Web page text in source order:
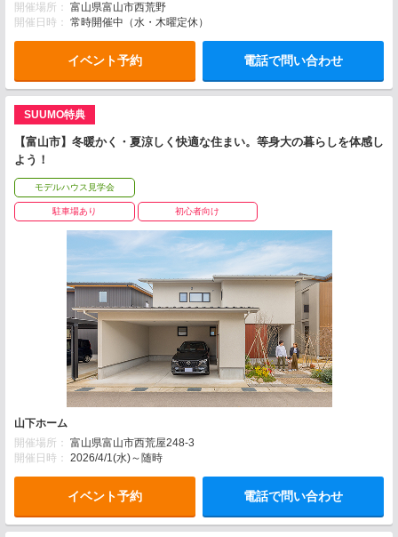
開催場所： 富山県富山市西荒野
開催日時： 常時開催中（水・木曜定休）
イベント予約 電話で問い合わせ
SUUMO特典
【富山市】冬暖かく・夏涼しく快適な住まい。等身大の暮らしを体感し
よう！
モデルハウス見学会
駐車場あり 初心者向け
山下ホーム
開催場所： 富山県富山市西荒屋248-3
開催日時： 2026/4/1(水)～随時
イベント予約 電話で問い合わせ